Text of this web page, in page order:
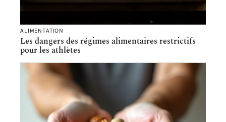
ALIMENTATION
Les dangers des régimes alimentaires restrictifs
pour les athlètes